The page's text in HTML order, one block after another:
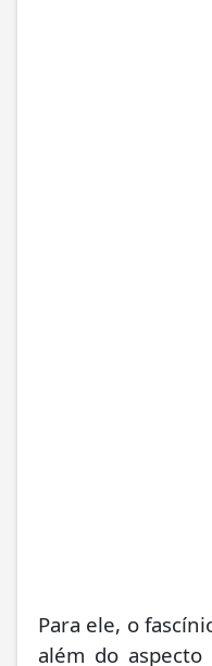
Para ele, o
além do aspecto